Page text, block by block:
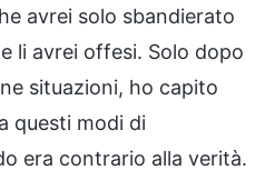
avrei solo sbandierato
li avrei offesi. Solo dopo
situazioni, ho capito
questi modi di
era contrario alla verità.